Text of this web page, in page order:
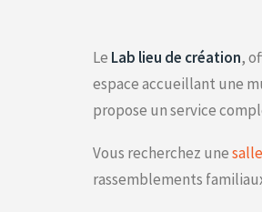
Le Lab lieu de création,
espace accueillant une
propose un service
Vous recherchez une
rassemblements